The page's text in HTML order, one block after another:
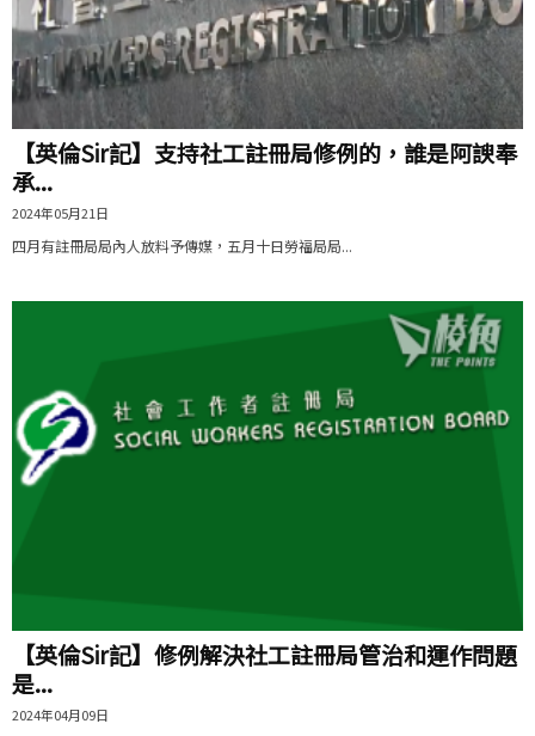
【英倫Sir記】支持社工註冊局修例的，誰是阿諛奉
承...
2024年05月21日
四月有註冊局局內人放料予傳媒，五月十日勞福局局...
【英倫Sir記】修例解決社工註冊局管治和運作問題
是...
2024年04月09日